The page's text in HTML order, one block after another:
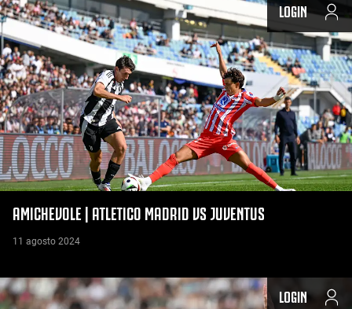
LOGIN
AMICHEVOLE | ATLETICO MADRID VS JUVENTUS
11 agosto 2024
LOGIN